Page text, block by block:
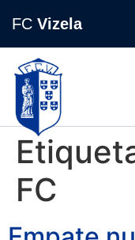
FC Vizela
FC